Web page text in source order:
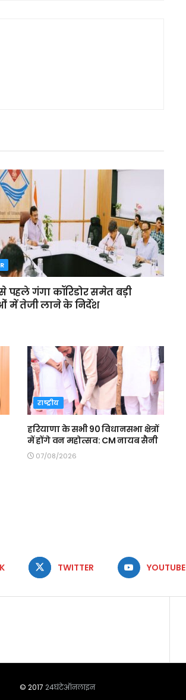
गंगा कॉरिडोर समेत बड़ी
में तेजी लाने के निर्देश
राष्ट्रीय
हरियाणा के सभी 90 विधानसभा क्षेत्रों
में होंगे वन महोत्सव: CM नायब सैनी
07/08/2026
TWITTER YOUTUBE
© 2017 24घंटेऑनलाइन